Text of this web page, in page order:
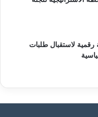
رقمية لاستقبال طلبات